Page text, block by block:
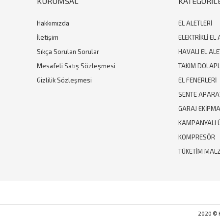
Hakkımızda
İletişim
Sıkça Sorulan Sorular
Mesafeli Satış Sözleşmesi
Gizlilik Sözleşmesi
EL ALETLERİ
ELEKTRİKLİ EL
HAVALI EL
TAKIM
EL FENERLERİ
SENTE
GARAJ
KAMPANYALI
KOMPRESÖR
TÜKETİM
2020 ©